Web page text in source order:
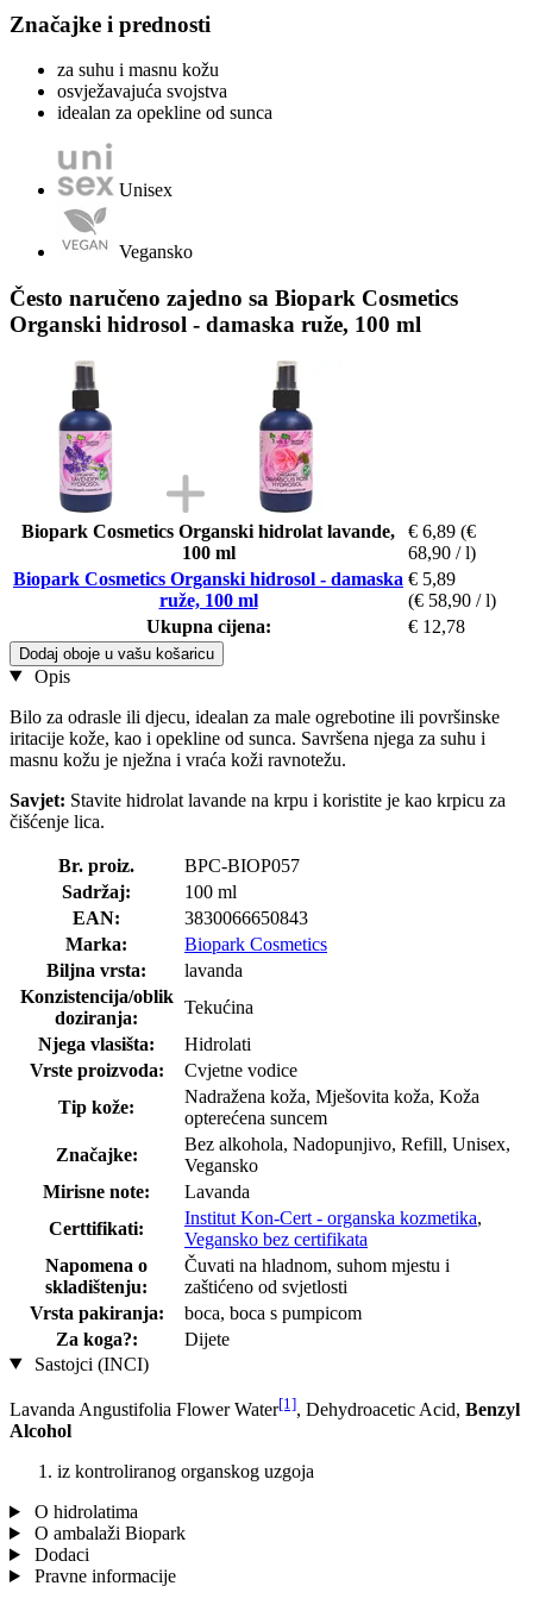
Značajke i prednosti
za suhu i masnu kožu
osvježavajuća svojstva
idealan za opekline od sunca
Unisex
Vegansko
Često naručeno zajedno sa Biopark Cosmetics
Organski hidrosol - damaska ruže, 100 ml
Biopark Cosmetics Organski hidrolat lavande,
100 ml
€ 6,89 (€
68,90 / l)
Biopark Cosmetics Organski hidrosol - damaska
ruže, 100 ml
€ 5,89
(€ 58,90 / l)
Ukupna cijena:
€ 12,78
Dodaj oboje u vašu košaricu
Opis
Bilo za odrasle ili djecu, idealan za male ogrebotine ili površinske
iritacije kože, kao i opekline od sunca. Savršena njega za suhu i
masnu kožu je nježna i vraća koži ravnotežu.
Savjet: Stavite hidrolat lavande na krpu i koristite je kao krpicu za
čišćenje lica.
Br. proiz.
BPC-BIOP057
Sadržaj:
100 ml
EAN:
3830066650843
Marka:
Biopark Cosmetics
Biljna vrsta:
lavanda
Konzistencija/oblik
doziranja:
Tekućina
Njega vlasišta:
Hidrolati
Vrste proizvoda:
Cvjetne vodice
Tip kože:
Nadražena koža, Mješovita koža, Koža
opterećena suncem
Značajke:
Bez alkohola, Nadopunjivo, Refill, Unisex,
Vegansko
Mirisne note:
Lavanda
Certtifikati:
Institut Kon-Cert - organska kozmetika,
Vegansko bez certifikata
Napomena o
skladištenju:
Čuvati na hladnom, suhom mjestu i
zaštićeno od svjetlosti
Vrsta pakiranja:
boca, boca s pumpicom
Za koga?:
Dijete
Sastojci (INCI)
Lavanda Angustifolia Flower Water[1], Dehydroacetic Acid, Benzyl
Alcohol
iz kontroliranog organskog uzgoja
O hidrolatima
O ambalaži Biopark
Dodaci
Pravne informacije